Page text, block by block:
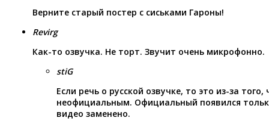
Верните старый постер с сиськами Гароны!
Revirg
Как-то озвучка. Не торт. Звучит очень микрофонно.
stiG
Если речь о русской озвучке, то это из-за
неофициальным. Официальный появился
видео заменено.